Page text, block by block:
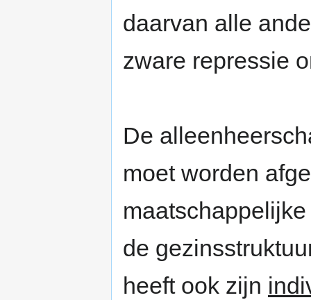
daarvan alle
zware repressie
De
moet worden
de
heeft ook zijn